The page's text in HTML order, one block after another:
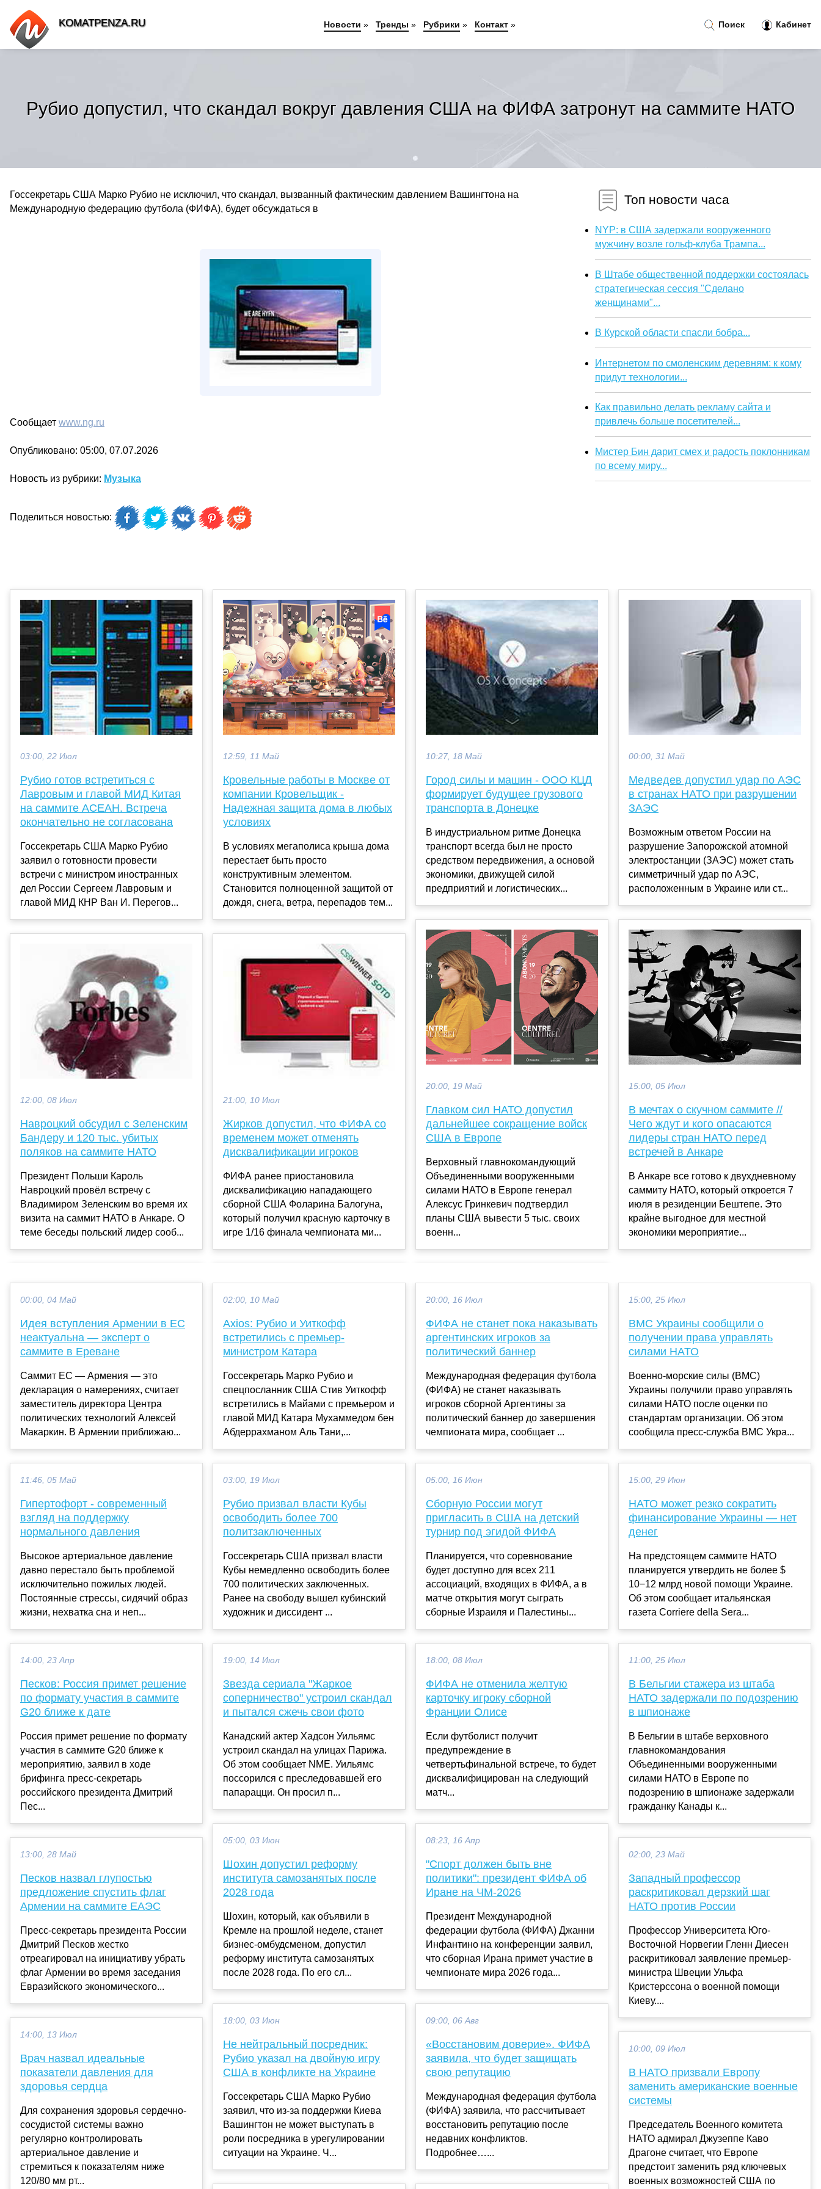
Рубио допустил, что скандал вокруг давления США на ФИФА затронут на саммите НАТО
Госсекретарь США Марко Рубио не исключил, что скандал, вызванный фактическим давлением Вашингтона на
Международную федерацию футбола (ФИФА), будет обсуждаться в
Сообщает www.ng.ru
Опубликовано: 05:00, 07.07.2026
Новость из рубрики: Музыка
Поделиться новостью:
Топ новости часа
NYP: в США задержали вооруженного
мужчину возле гольф-клуба Трампа...
В Штабе общественной поддержки состоялась
стратегическая сессия "Сделано
женщинами"...
В Курской области спасли бобра...
Интернетом по смоленским деревням: к кому
придут технологии...
Как правильно делать рекламу сайта и
привлечь больше посетителей...
Мистер Бин дарит смех и радость поклонникам
по всему миру...
03:00, 22 Июл
Рубио готов встретиться с
Лавровым и главой МИД Китая
на саммите АСЕАН. Встреча
окончательно не согласована
Госсекретарь США Марко Рубио
заявил о готовности провести
встречи с министром иностранных
дел России Сергеем Лавровым и
главой МИД КНР Ван И. Перегов...
12:00, 08 Июл
Навроцкий обсудил с Зеленским
Бандеру и 120 тыс. убитых
поляков на саммите НАТО
Президент Польши Кароль
Навроцкий провёл встречу с
Владимиром Зеленским во время их
визита на саммит НАТО в Анкаре. О
теме беседы польский лидер сооб...
12:59, 11 Май
Кровельные работы в Москве от
компании Кровельщик -
Надежная защита дома в любых
условиях
В условиях мегаполиса крыша дома
перестает быть просто
конструктивным элементом.
Становится полноценной защитой от
дождя, снега, ветра, перепадов тем...
21:00, 10 Июл
Жирков допустил, что ФИФА со
временем может отменять
дисквалификации игроков
ФИФА ранее приостановила
дисквалификацию нападающего
сборной США Фоларина Балогуна,
который получил красную карточку в
игре 1/16 финала чемпионата ми...
10:27, 18 Май
Город силы и машин - ООО КЦД
формирует будущее грузового
транспорта в Донецке
В индустриальном ритме Донецка
транспорт всегда был не просто
средством передвижения, а основой
экономики, движущей силой
предприятий и логистических...
20:00, 19 Май
Главком сил НАТО допустил
дальнейшее сокращение войск
США в Европе
Верховный главнокомандующий
Объединенными вооруженными
силами НАТО в Европе генерал
Алексус Гринкевич подтвердил
планы США вывести 5 тыс. своих
военн...
00:00, 31 Май
Медведев допустил удар по АЭС
в странах НАТО при разрушении
ЗАЭС
Возможным ответом России на
разрушение Запорожской атомной
электростанции (ЗАЭС) может стать
симметричный удар по АЭС,
расположенным в Украине или ст...
15:00, 05 Июл
В мечтах о скучном саммите //
Чего ждут и кого опасаются
лидеры стран НАТО перед
встречей в Анкаре
В Анкаре все готово к двухдневному
саммиту НАТО, который откроется 7
июля в резиденции Бештепе. Это
крайне выгодное для местной
экономики мероприятие...
00:00, 04 Май
Идея вступления Армении в ЕС
неактуальна — эксперт о
саммите в Ереване
Саммит ЕС — Армения — это
декларация о намерениях, считает
заместитель директора Центра
политических технологий Алексей
Макаркин. В Армении приближаю...
11:46, 05 Май
Гипертофорт - современный
взгляд на поддержку
нормального давления
Высокое артериальное давление
давно перестало быть проблемой
исключительно пожилых людей.
Постоянные стрессы, сидячий образ
жизни, нехватка сна и неп...
14:00, 23 Апр
Песков: Россия примет решение
по формату участия в саммите
G20 ближе к дате
Россия примет решение по формату
участия в саммите G20 ближе к
мероприятию, заявил в ходе
брифинга пресс-секретарь
российского президента Дмитрий
Пес...
13:00, 28 Май
Песков назвал глупостью
предложение спустить флаг
Армении на саммите ЕАЭС
Пресс-секретарь президента России
Дмитрий Песков жестко
отреагировал на инициативу убрать
флаг Армении во время заседания
Евразийского экономического...
14:00, 13 Июл
Врач назвал идеальные
показатели давления для
здоровья сердца
Для сохранения здоровья сердечно-
сосудистой системы важно
регулярно контролировать
артериальное давление и
стремиться к показателям ниже
120/80 мм рт...
02:00, 10 Май
Axios: Рубио и Уиткофф
встретились с премьер-
министром Катара
Госсекретарь Марко Рубио и
спецпосланник США Стив Уиткофф
встретились в Майами с премьером и
главой МИД Катара Мухаммедом бен
Абдеррахманом Аль Тани,...
03:00, 19 Июл
Рубио призвал власти Кубы
освободить более 700
политзаключенных
Госсекретарь США призвал власти
Кубы немедленно освободить более
700 политических заключенных.
Ранее на свободу вышел кубинский
художник и диссидент ...
19:00, 14 Июл
Звезда сериала "Жаркое
соперничество" устроил скандал
и пытался сжечь свои фото
Канадский актер Хадсон Уильямс
устроил скандал на улицах Парижа.
Об этом сообщает NME. Уильямс
поссорился с преследовавшей его
папарацци. Он просил п...
05:00, 03 Июн
Шохин допустил реформу
института самозанятых после
2028 года
Шохин, который, как объявили в
Кремле на прошлой неделе, станет
бизнес-омбудсменом, допустил
реформу института самозанятых
после 2028 года. По его сл...
18:00, 03 Июн
Не нейтральный посредник:
Рубио указал на двойную игру
США в конфликте на Украине
Госсекретарь США Марко Рубио
заявил, что из-за поддержки Киева
Вашингтон не может выступать в
роли посредника в урегулировании
ситуации на Украине. Ч...
20:00, 16 Июл
ФИФА не станет пока наказывать
аргентинских игроков за
политический баннер
Международная федерация футбола
(ФИФА) не станет наказывать
игроков сборной Аргентины за
политический баннер до завершения
чемпионата мира, сообщает ...
05:00, 16 Июн
Сборную России могут
пригласить в США на детский
турнир под эгидой ФИФА
Планируется, что соревнование
будет доступно для всех 211
ассоциаций, входящих в ФИФА, а в
матче открытия могут сыграть
сборные Израиля и Палестины...
18:00, 08 Июл
ФИФА не отменила желтую
карточку игроку сборной
Франции Олисе
Если футболист получит
предупреждение в
четвертьфинальной встрече, то будет
дисквалифицирован на следующий
матч...
08:23, 16 Апр
"Спорт должен быть вне
политики": президент ФИФА об
Иране на ЧМ-2026
Президент Международной
федерации футбола (ФИФА) Джанни
Инфантино на конференции заявил,
что сборная Ирана примет участие в
чемпионате мира 2026 года...
09:00, 06 Авг
«Восстановим доверие». ФИФА
заявила, что будет защищать
свою репутацию
Международная федерация футбола
(ФИФА) заявила, что рассчитывает
восстановить репутацию после
недавних конфликтов.
Подробнее…...
15:00, 25 Июл
ВМС Украины сообщили о
получении права управлять
силами НАТО
Военно-морские силы (ВМС)
Украины получили право управлять
силами НАТО после оценки по
стандартам организации. Об этом
сообщила пресс-служба ВМС Укра...
15:00, 29 Июн
НАТО может резко сократить
финансирование Украины — нет
денег
На предстоящем саммите НАТО
планируется утвердить не более $
10−12 млрд новой помощи Украине.
Об этом сообщает итальянская
газета Corriere della Sera...
11:00, 25 Июл
В Бельгии стажера из штаба
НАТО задержали по подозрению
в шпионаже
В Бельгии в штабе верховного
главнокомандования
Объединенными вооруженными
силами НАТО в Европе по
подозрению в шпионаже задержали
гражданку Канады к...
02:00, 23 Май
Западный профессор
раскритиковал дерзкий шаг
НАТО против России
Профессор Университета Юго-
Восточной Норвегии Гленн Диесен
раскритиковал заявление премьер-
министра Швеции Ульфа
Кристерссона о военной помощи
Киеву....
10:00, 09 Июл
В НАТО призвали Европу
заменить американские военные
системы
Председатель Военного комитета
НАТО адмирал Джузеппе Каво
Драгоне считает, что Европе
предстоит заменить ряд ключевых
военных возможностей США по
Поиск Кабинет
KOMATPENZA.RU Новости » Тренды » Рубрики » Контакт »